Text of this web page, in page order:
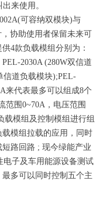
来使用。
可容纳双模块)与
协助使用者保留未来可
4款负载模组分别为：
2030A (280W双信道
信道负载模块);PEL-
来代表最多可以组成8个
范围0~70A，电压范围
载模组及控制模组进行组
模组拉载的应用，同时
路回路 ; 现今绿能产业
电子及车用能源设备测试
多可以同时控制五个主